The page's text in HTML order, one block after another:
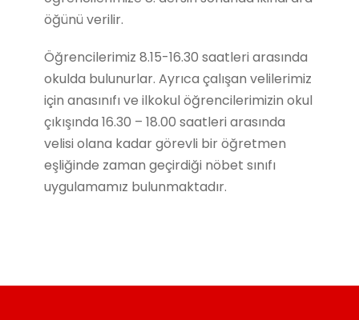
öğünü verilir.
Öğrencilerimiz 8.15-16.30 saatleri arasında
okulda bulunurlar. Ayrıca çalışan velilerimiz
için anasınıfı ve ilkokul öğrencilerimizin okul
çıkışında 16.30 – 18.00 saatleri arasında
velisi olana kadar görevli bir öğretmen
eşliğinde zaman geçirdiği nöbet sınıfı
uygulamamız bulunmaktadır.